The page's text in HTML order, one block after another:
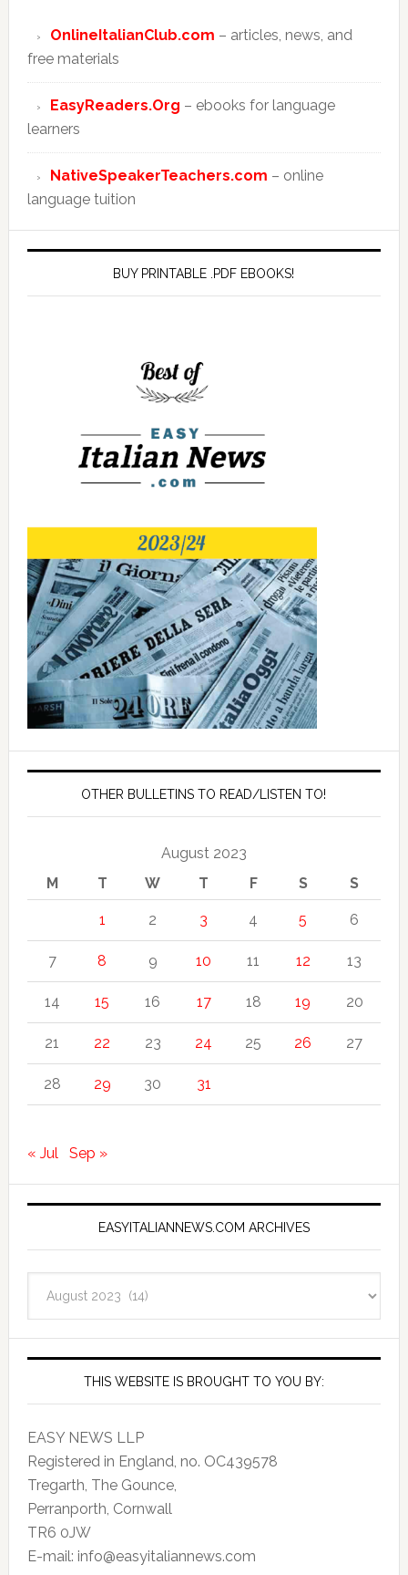
OnlineItalianClub.com – articles, news, and
free materials
EasyReaders.Org – ebooks for language
learners
NativeSpeakerTeachers.com – online
language tuition
BUY PRINTABLE .PDF EBOOKS!
OTHER BULLETINS TO READ/LISTEN TO!
August 2023
M
T W T F S S
1 2 3 4 5 6
7 8 9 10 11 12 13
14 15 16 17 18 19 20
21 22 23 24 25 26 27
28 29 30 31
« Jul Sep »
EASYITALIANNEWS.COM ARCHIVES
Archives
THIS WEBSITE IS BROUGHT TO YOU BY:
EASY NEWS LLP
Registered in England, no. OC439578
Tregarth, The Gounce,
Perranporth, Cornwall
TR6 0JW
E-mail: info@easyitaliannews.com